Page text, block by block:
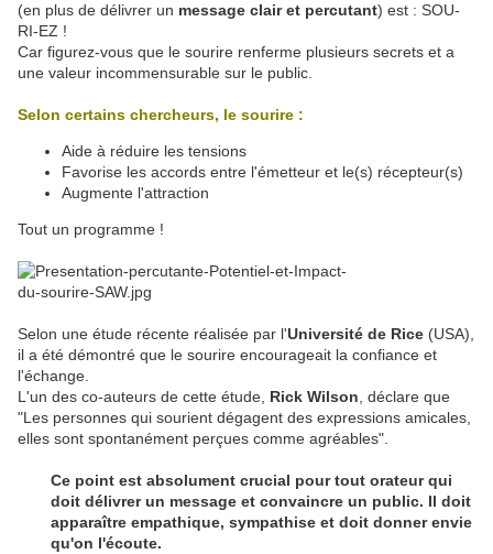
(en plus de délivrer un message clair et percutant) est : SOU-
RI-EZ !
Car figurez-vous que le sourire renferme plusieurs secrets et a
une valeur incommensurable sur le public.
Selon certains chercheurs, le sourire :
Aide à réduire les tensions
Favorise les accords entre l'émetteur et le(s) récepteur(s)
Augmente l'attraction
Tout un programme !
Selon une étude récente réalisée par l'Université de Rice (USA),
il a été démontré que le sourire encourageait la confiance et
l'échange.
L'un des co-auteurs de cette étude, Rick Wilson , déclare que
"Les personnes qui sourient dégagent des expressions amicales,
elles sont spontanément perçues comme agréables".
Ce point est absolument crucial pour tout orateur qui
doit délivrer un message et convaincre un public. Il doit
apparaître empathique, sympathise et doit donner envie
qu'on l'écoute.